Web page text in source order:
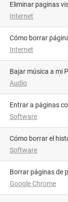
Eliminar paginas
Internet
Cómo borrar
Internet
Bajar música a mi
Audio
Entrar a páginas
Software
Cómo borrar el
Software
Borrar páginas
Google Chrome